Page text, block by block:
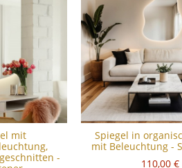
mit
-
Spiegel in
mit Beleuchtung -
110,00 €